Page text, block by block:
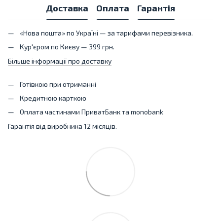
Доставка Оплата Гарантія
«Нова пошта» по Україні — за тарифами перевізника.
Кур'єром по Києву — 399 грн.
Більше інформації про доставку
Готівкою при отриманні
Кредитною карткою
Оплата частинами ПриватБанк та monobank
Гарантія від виробника 12 місяців.